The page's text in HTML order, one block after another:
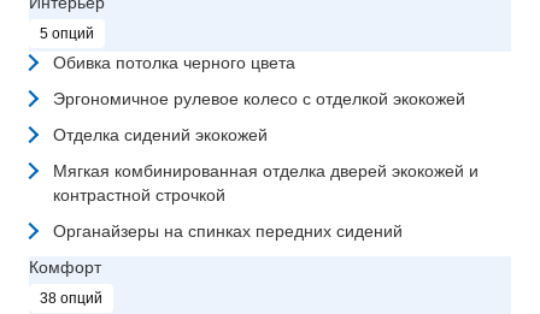
5 опций
Обивка потолка черного цвета
Эргономичное рулевое колесо с отделкой экокожей
Отделка сидений экокожей
Мягкая комбинированная отделка дверей экокожей и
контрастной строчкой
Органайзеры на спинках передних сидений
Комфорт
38 опций